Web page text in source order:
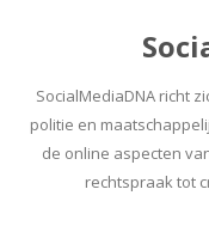
SocialMediaDNA richt
politie en
de online aspecten
rechtspraak tot